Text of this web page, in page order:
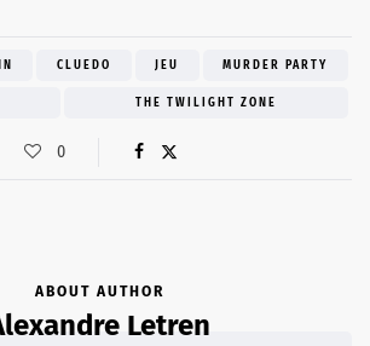
CLUEDO JEU MURDER PARTY
THE TWILIGHT ZONE
0
ABOUT AUTHOR
Letren